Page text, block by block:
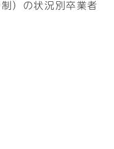
）の状況別卒業者